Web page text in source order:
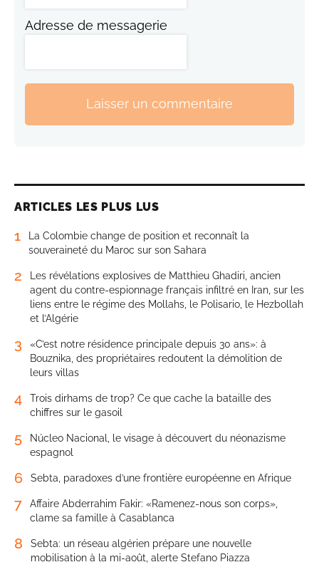
Adresse de messagerie
Laisser un commentaire
ARTICLES LES PLUS LUS
1
La Colombie change de position et reconnaît la
souveraineté du Maroc sur son Sahara
2
Les révélations explosives de Matthieu Ghadiri, ancien
agent du contre-espionnage français infiltré en Iran, sur les
liens entre le régime des Mollahs, le Polisario, le Hezbollah
et l’Algérie
3
«C’est notre résidence principale depuis 30 ans»: à
Bouznika, des propriétaires redoutent la démolition de
leurs villas
4
Trois dirhams de trop? Ce que cache la bataille des
chiffres sur le gasoil
5
Núcleo Nacional, le visage à découvert du néonazisme
espagnol
6 Sebta, paradoxes d’une frontière européenne en Afrique
7
Affaire Abderrahim Fakir: «Ramenez-nous son corps»,
clame sa famille à Casablanca
8
Sebta: un réseau algérien prépare une nouvelle
mobilisation à la mi-août, alerte Stefano Piazza